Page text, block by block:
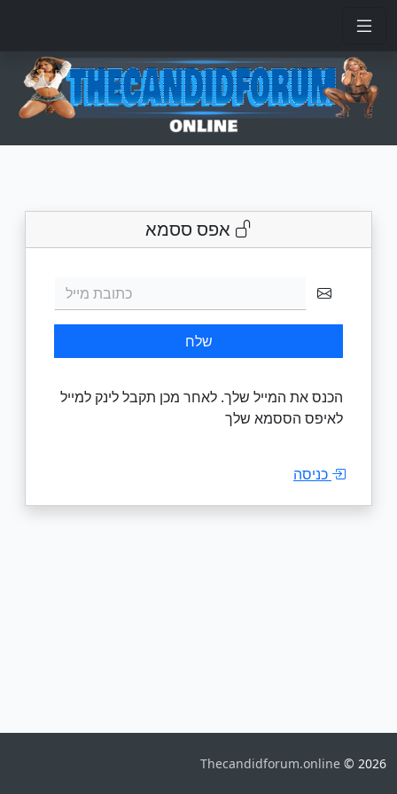
אפס ססמא
כתובת מייל
שלח
הכנס את המייל שלך. לאחר מכן תקבל לינק למייל
לאיפס הססמא שלך
כניסה
Thecandidforum.online © 2026